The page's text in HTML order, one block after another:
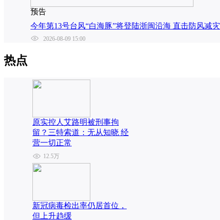
预告
今年第13号台风“白海豚”将登陆浙闽沿海 直击防风减
2026-08-09 15:00
热点
原实控人艾路明被刑事拘
留？三特索道：无从知晓 经
营一切正常
12.5万
新冠病毒检出率仍居首位，
但上升趋缓